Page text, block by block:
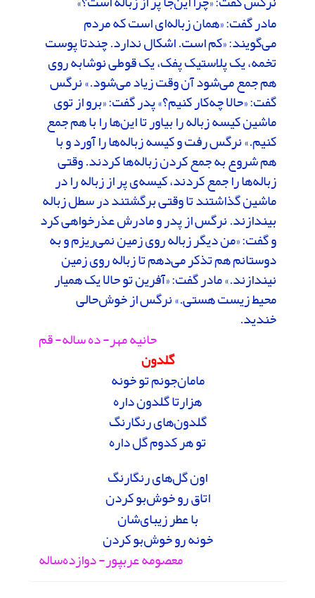
مادر گفت: «همان زباله‌ای است که مردم
می‌گویند: «کم است. اشکال ندارد. چندتا پوست
تخمه، یک پلاستیک پفک، یک قوطی نوشابه روی
هم جمع می‌شود آن وقت زیاد می‌شود.» نرگس
گفت: «حالا چه‌کار کنیم؟» پدر گفت: «برو از توی
ماشین کیسه زباله را بیاور تا این‌ها را با هم جمع
کنیم.» نرگس رفت و کیسه زباله‌ها را آورد و با
هم شروع به جمع کردن زباله‌ها کردند. وقتی
زباله‌ها را جمع کردند، کیسه‌ی پر از زباله را در
ماشین گذاشتند تا وقتی برگشتند در سطل زباله
بیندازند. نرگس از پدر و مادرش عذرخواهی کرد
و گفت: «من دیگر زباله روی زمین نمی‌ریزم و به
دوستانم هم تذکر می‌دهم تا زباله روی زمین
نیندازند.» مادر گفت: «آفرین تو حالا یک همیار
محیط زیست هستی.» نرگس از خوش‌حالی
خندید.
حانیه مهر- ده ساله- قم
گلدون
مامان‌جونم تو خونه
هزارتا گلدون داره
گلدون‌های رنگارنگ
تو هر کدوم گل داره
اون گل‌های رنگارنگ
اتاق رو خوش‌بو کردن
با عطر زیبای‌شان
خونه رو خوش‌بو کردن
معصومه عربپور- دوازده‌ساله